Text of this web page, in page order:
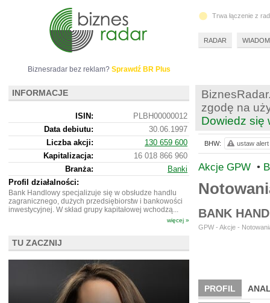
zgodę na
Dowiedz się
Akcje GPW •
BANK
GPW - Akcje -
PROFIL
BHW: ustaw alert
Biznesradar bez reklam? Sprawdź BR Plus
INFORMACJE
ISIN:
PLBH00000012
Data debiutu:
30.06.1997
Liczba akcji:
130 659 600
Kapitalizacja:
16 018 866 960
Branża:
Banki
Profil działalności:
Bank Handlowy specjalizuje się w obsłudze handlu
zagranicznego, dużych przedsiębiorstw i bankowości
inwestycyjnej. W skład grupy kapitałowej wchodzą...
więcej »
TU ZACZNIJ
Trwa łączenie z
RADAR